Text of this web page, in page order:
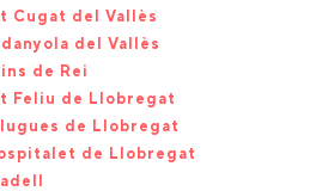
Cugat del Vallès
del Vallès
de Rei
Feliu de Llobregat
de Llobregat
de Llobregat